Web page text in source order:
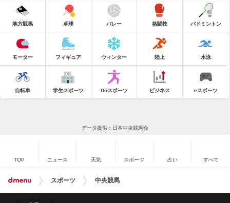
地方競馬 卓球 バレー 格闘技 バドミントン
モーター フィギュア ウィンター 陸上 水泳
自転車 学生スポーツ Doスポーツ ビジネス eスポーツ
データ提供：日本中央競馬会
TOP ニュース 天気 スポーツ 占い すべて
スポーツ 中央競馬